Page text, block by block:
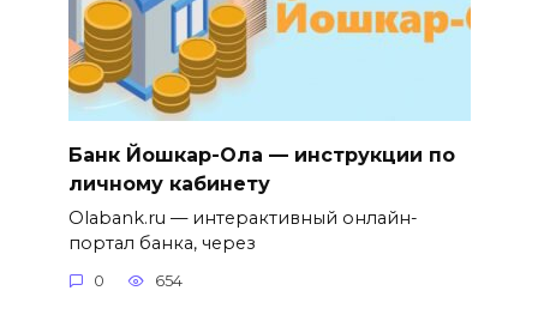
Банк Йошкар-Ола — инструкции по
личному кабинету
Olabank.ru — интерактивный онлайн-
портал банка, через
0 654